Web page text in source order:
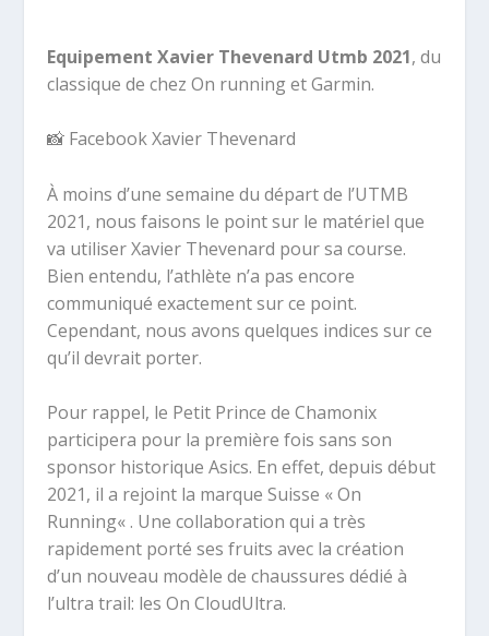
Equipement Xavier Thevenard Utmb 2021, du
classique de chez On running et Garmin.
📸 Facebook Xavier Thevenard
À moins d’une semaine du départ de l’UTMB
2021, nous faisons le point sur le matériel que
va utiliser Xavier Thevenard pour sa course.
Bien entendu, l’athlète n’a pas encore
communiqué exactement sur ce point.
Cependant, nous avons quelques indices sur ce
qu’il devrait porter.
Pour rappel, le Petit Prince de Chamonix
participera pour la première fois sans son
sponsor historique Asics. En effet, depuis début
2021, il a rejoint la marque Suisse «On
Running« . Une collaboration qui a très
rapidement porté ses fruits avec la création
d’un nouveau modèle de chaussures dédié à
l’ultra trail: les On CloudUltra.